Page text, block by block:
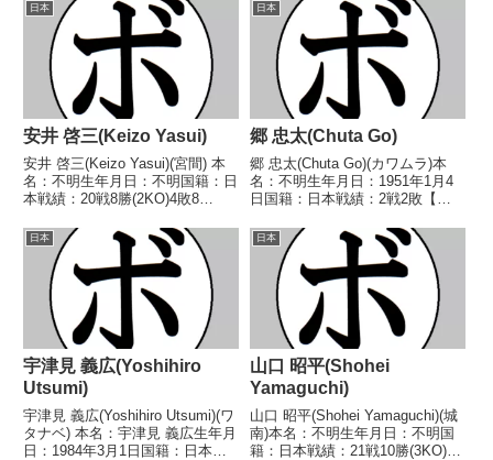
日本
安井 啓三(Keizo Yasui)
安井 啓三(Keizo Yasui)(宮間) 本
名：不明生年月日：不明国籍：日
本戦績：20戦8勝(2KO)4敗8
日本フライ級新人王 【戦歴】
1946/12/06 ○6R判定 (採点不
明) 大畑 菊夫(日東)...
日本
郷 忠太(Chuta Go)
郷 忠太(Chuta Go)(カワムラ)本
名：不明生年月日：1951年1月4
日国籍：日本戦績：2戦2敗【獲
ェルター級新人王【戦歴】
1970/10/16 ●1RKO 岩本 しげ
お(野口)■1970年度全日本ウェ...
日本
宇津見 義広(Yoshihiro
Utsumi)
宇津見 義広(Yoshihiro Utsumi)(ワ
タナベ) 本名：宇津見 義広生年月
日：1984年3月1日国籍：日本戦
日本
山口 昭平(Shohei
Yamaguchi)
山口 昭平(Shohei Yamaguchi)(城
南)本名：不明生年月日：不明国
籍：日本戦績：21戦10勝(3KO)7